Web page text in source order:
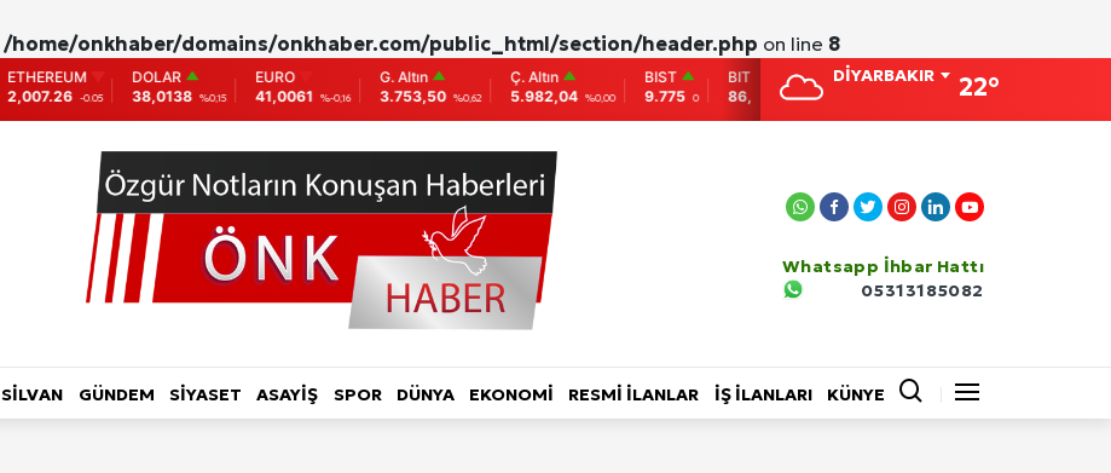
/home/onkhaber/domains/onkhaber.com/public_html/section/header.php on line 8
DOLAR
38,0138
%0,15
EURO
41,0061
%-0,16
G. Altın
3.753,50 %0,62
Ç. Altın
5.982,04 %0,00
BIST
9.775 0
BITCOIN
86,956.742
ETHEREUM
2,007.26
DOLAR
%0,15
DİYARBAKIR 22°
Whatsapp İhbar Hattı
05313185082
SİLVAN GÜNDEM SİYASET ASAYİŞ SPOR DÜNYA EKONOMİ RESMİ İLANLAR İŞ İLANLARI KÜNYE
TOPLUM-YAŞAM KADIN